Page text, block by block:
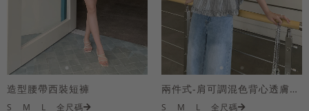
造型腰帶西裝短褲
S M L 全尺碼
兩件式-肩可調混色背心透膚上衣套組
S M L 全尺碼